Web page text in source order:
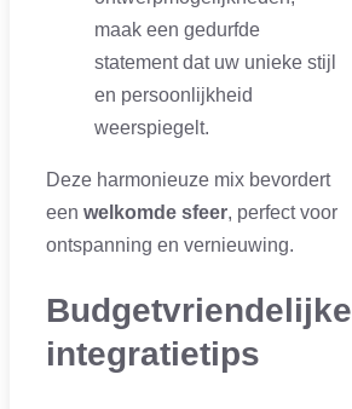
maak een gedurfde
statement dat uw unieke stijl
en persoonlijkheid
weerspiegelt.
Deze harmonieuze mix bevordert
een welkomde sfeer, perfect voor
ontspanning en vernieuwing.
Budgetvriendelijke
integratietips